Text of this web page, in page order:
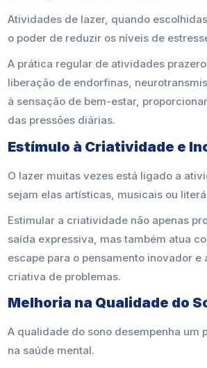
Atividades de lazer, quando
o poder de reduzir os níveis de
A prática regular de atividades
liberação de endorfinas,
à sensação de bem-estar,
das pressões diárias.
Estímulo à Criatividade e
O lazer muitas vezes está ligado a
sejam elas artísticas, musicais ou
Estimular a criatividade não apenas
saída expressiva, mas também atua
escape para o pensamento inovador e
criativa de problemas.
Melhoria na Qualidade do
A qualidade do sono desempenha um
na saúde mental.